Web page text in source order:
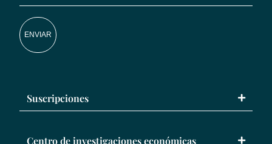
ENVIAR
Suscripciones
Centro de investigaciones económicas